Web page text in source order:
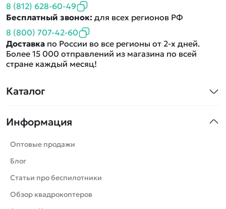
Каталог
Машинки
Танки
Вертолеты
Катера
Роботы
Информация
Оптовые продажи
Блог
Статьи про беспилотники
Обзор квадрокоптеров
8 (812) 628-60-49
Бесплатный звонок: для всех регионов РФ
8 (800) 707-42-60
Доставка по России во все регионы от 2-х дней.
Более 15 000 отправлений из магазина по всей
стране каждый месяц!